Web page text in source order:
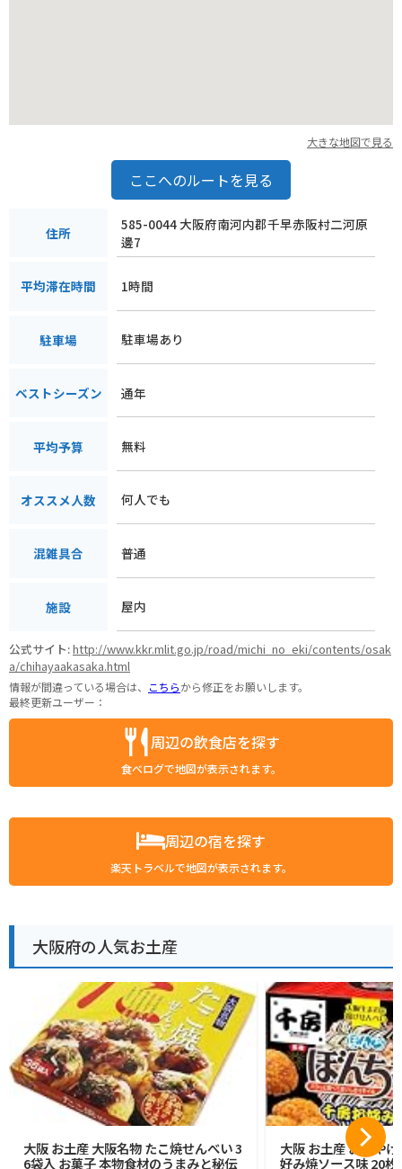
大きな地図で見る
ここへのルートを見る
住所
585-0044 大阪府南河内郡千早赤阪村二河原
邊7
平均滞在時間 1時間
駐車場 駐車場あり
ベストシーズン 通年
平均予算 無料
オススメ人数 何人でも
混雑具合 普通
施設 屋内
公式サイト:http://www.kkr.mlit.go.jp/road/michi_no_eki/contents/osak
a/chihayaakasaka.html
情報が間違っている場合は、 こちらから修正をお願いします。
最終更新ユーザー：
周辺の飲食店を探す
食べログで地図が表示されます。
周辺の宿を探す
楽天トラベルで地図が表示されます。
大阪府の人気お土産
大阪 お土産 大阪名物 たこ焼せんべい 3
6袋入 お菓子 本物食材のうまみと秘伝
大阪 お土産 おみや
好み焼ソース味 20枚